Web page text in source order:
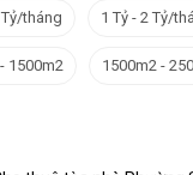
tháng 1 Tỷ - 2 Tỷ/
1500m2 1500m2 -